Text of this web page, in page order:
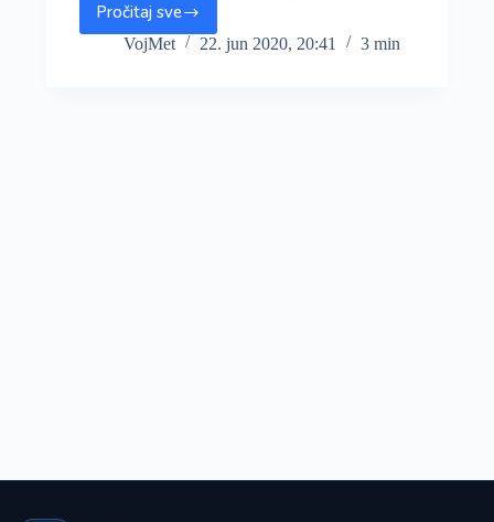
Pročitaj sve
Kiša
pravi
VojMet 22. jun 2020, 20:41 3 min